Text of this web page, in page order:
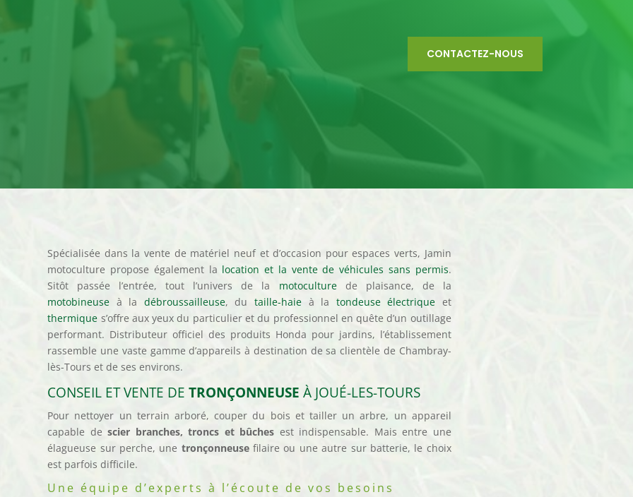
CONTACTEZ-NOUS
Spécialisée dans la vente de matériel neuf et d’occasion pour espaces verts, Jamin
motoculture propose également la location et la vente de véhicules sans permis.
Sitôt passée l’entrée, tout l’univers de la motoculture de plaisance, de la
motobineuse à la débroussailleuse, du taille-haieà la tondeuse électrique et
thermique s’offre aux yeux du particulier et du professionnel en quête d’un outillage
performant. Distributeur officiel des produits Honda pour jardins, l’établissement
rassemble une vaste gamme d’appareils à destination de sa clientèle de Chambray-
lès-Tours et de ses environs.
CONSEIL ET VENTE DETRONÇONNEUSE À JOUÉ-LES-TOURS
Pour nettoyer un terrain arboré, couper du bois et tailler un arbre, un appareil
capable descier branches, troncs et bûches est indispensable. Mais entre une
élagueuse sur perche, une tronçonneusefilaire ou une autre sur batterie, le choix
est parfois difficile.
Une équipe d’experts à l’écoute de vos besoins